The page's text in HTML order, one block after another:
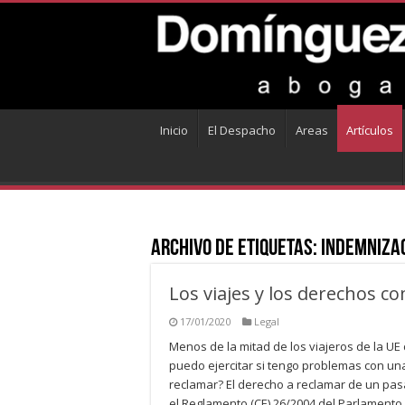
Inicio El Despacho Areas Artículos
Archivo de Etiquetas:
Los viajes y los derechos
17/01/2020 Legal
Menos de la mitad de los viajeros de la
puedo ejercitar si tengo problemas con
reclamar? El derecho a reclamar de un